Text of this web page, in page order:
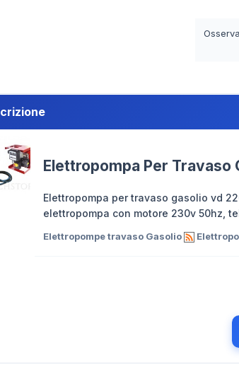
Elettropompa Per Travaso
Elettropompa per travaso gasolio vd
elettropompa con motore 230v 50hz,
Elettropompe travaso Gasolio